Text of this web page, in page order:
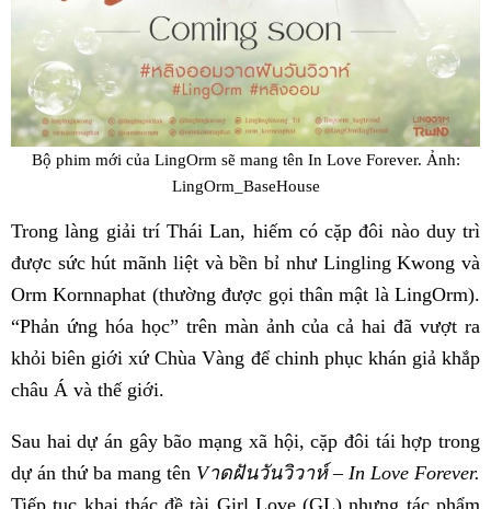
Bộ phim mới của LingOrm sẽ mang tên In Love Forever. Ảnh:
LingOrm_BaseHouse
Trong làng giải trí Thái Lan, hiếm có cặp đôi nào duy trì
được sức hút mãnh liệt và bền bỉ như Lingling Kwong và
Orm Kornnaphat (thường được gọi thân mật là LingOrm).
“Phản ứng hóa học” trên màn ảnh của cả hai đã vượt ra
khỏi biên giới xứ Chùa Vàng để chinh phục khán giả khắp
châu Á và thế giới.
Sau hai dự án gây bão mạng xã hội, cặp đôi tái hợp trong
dự án thứ ba mang tên Vาดฝันวันวิวาห์ – In Love Forever.